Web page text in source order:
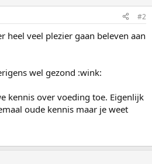
#2
heel veel plezier gaan beleven aan
wel gezond :wink:
kennis over voeding toe. Eigenlijk
oude kennis maar je weet